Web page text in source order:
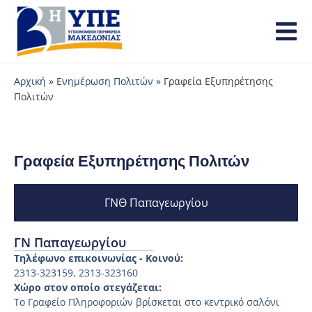
Αρχική » Ενημέρωση Πολιτών » Γραφεία Εξυπηρέτησης
Πολιτών
Γραφεία Εξυπηρέτησης Πολιτών
ΓΝΘ Παπαγεωργίου
ΓΝ Παπαγεωργίου
Τηλέφωνο επικοινωνίας - Κοινού:
2313-323159, 2313-323160
Χώρο στον οποίο στεγάζεται:
To Γραφείο Πληροφοριών βρίσκεται στο κεντρικό σαλόνι